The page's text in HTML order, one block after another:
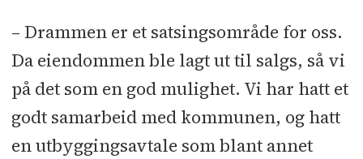
– Drammen er et satsingsområde for oss.
Da eiendommen ble lagt ut til salgs, så vi
på det som en god mulighet. Vi har hatt et
godt samarbeid med kommunen, og hatt
en utbyggingsavtale som blant annet